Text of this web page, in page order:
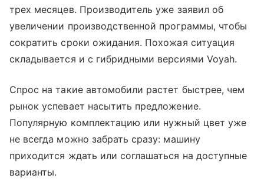
трех месяцев. Производитель уже заявил об
увеличении производственной программы, чтобы
сократить сроки ожидания. Похожая ситуация
складывается и с гибридными версиями Voyah.
Спрос на такие автомобили растет быстрее, чем
рынок успевает насытить предложение.
Популярную комплектацию или нужный цвет уже
не всегда можно забрать сразу: машину
приходится ждать или соглашаться на доступные
варианты.